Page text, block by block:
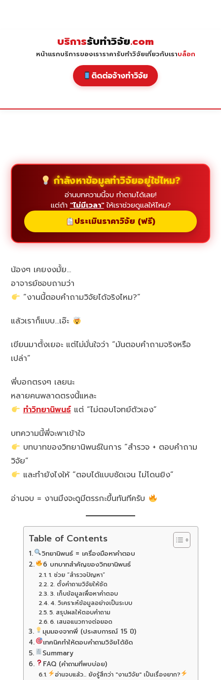
บริการรับทำวิจัย.com
หน้าแรกบริการของเราราคารับทำวิจัยเกี่ยวกับเราบล็อก
ติดต่อจ้างทำวิจัย
กำลังหาข้อมูลทำวิจัยอยู่ใช่ไหม?
อ่านบทความนี้จบ ทำตามได้เลย!
แต่ถ้า "ไม่มีเวลา"ให้เราช่วยดูแลให้ไหม?
ประเมินราคาวิจัย (ฟรี)
น้องๆ เคยงงมั้ย…
อาจารย์ชอบถามว่า
“งานนี้ตอบคำถามวิจัยได้จริงไหม?”
แล้วเราก็แบบ…เอ๊ะ
เขียนมาตั้งเยอะ แต่ไม่มั่นใจว่า “มันตอบคำถามจริงหรือ
เปล่า”
พี่บอกตรงๆ เลยนะ
หลายคนพลาดตรงนี้แหละ
ทำวิทยานิพนธ์แต่ “ไม่ตอบโจทย์ตัวเอง”
บทความนี้พี่จะพาเข้าใจ
บทบาทของวิทยานิพนธ์ในการ “สำรวจ + ตอบคำถาม
วิจัย”
และทำยังไงให้ “ตอบได้แบบชัดเจน ไม่โดนยิง”
อ่านจบ = งานมึงจะดูมีตรรกะขึ้นทันทีครับ
Table of Contents
วิทยานิพนธ์ = เครื่องมือหาคำตอบ
6 บทบาทสำคัญของวิทยานิพนธ์
1. ช่วย “สำรวจปัญหา”
2. ตั้งคำถามวิจัยให้ชัด
3. เก็บข้อมูลเพื่อหาคำตอบ
4. วิเคราะห์ข้อมูลอย่างเป็นระบบ
5. สรุปผลให้ตอบคำถาม
6. เสนอแนวทางต่อยอด
มุมมองจากพี่ (ประสบการณ์ 15 ปี)
เทคนิคทำให้ตอบคำถามวิจัยได้ชัด
Summary
FAQ (คำถามที่พบบ่อย)
อ่านจบแล้ว... ยังรู้สึกว่า "งานวิจัย" เป็นเรื่องยาก?